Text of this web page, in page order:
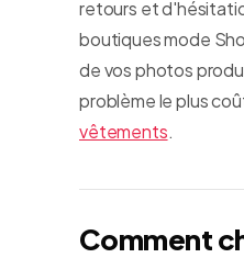
retours et
boutiques mode
de vos photos
problème le plus
vêtements.
Comment